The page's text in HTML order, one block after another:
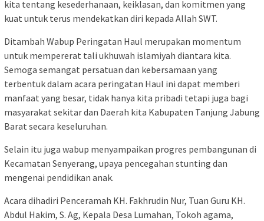
kita tentang kesederhanaan, keiklasan, dan komitmen yang
kuat untuk terus mendekatkan diri kepada Allah SWT.
Ditambah Wabup Peringatan Haul merupakan momentum
untuk mempererat tali ukhuwah islamiyah diantara kita.
Semoga semangat persatuan dan kebersamaan yang
terbentuk dalam acara peringatan Haul ini dapat memberi
manfaat yang besar, tidak hanya kita pribadi tetapi juga bagi
masyarakat sekitar dan Daerah kita Kabupaten Tanjung Jabung
Barat secara keseluruhan.
Selain itu juga wabup menyampaikan progres pembangunan di
Kecamatan Senyerang, upaya pencegahan stunting dan
mengenai pendidikan anak.
Acara dihadiri Penceramah KH. Fakhrudin Nur, Tuan Guru KH.
Abdul Hakim, S. Ag, Kepala Desa Lumahan, Tokoh agama,